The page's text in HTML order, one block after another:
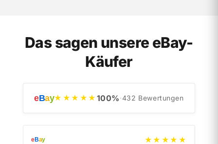
Das sagen unsere eBay-
Käufer
eBay★★★★★ 100%·432 Bewertungen
eBay ★★★★★